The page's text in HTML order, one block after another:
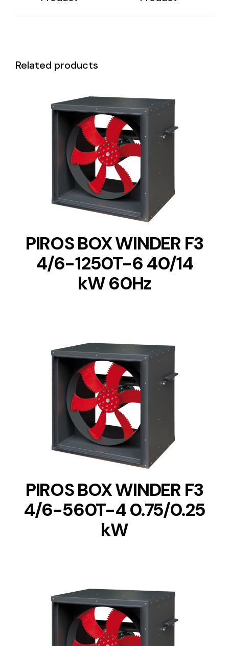
Related products
DETAILS
PIROS BOX WINDER F3
4/6-1250T-6 40/14
kW 60Hz
DETAILS
PIROS BOX WINDER F3
4/6-560T-4 0.75/0.25
kW